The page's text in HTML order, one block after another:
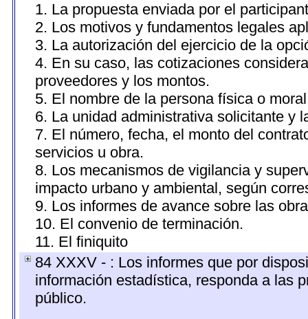
1. La propuesta enviada por el
2. Los motivos y fundamentos legales
3. La autorización del ejercicio de la
4. En su caso, las cotizaciones
proveedores y los montos.
5. El nombre de la persona física o
6. La unidad administrativa solicitante y
7. El número, fecha, el monto del
servicios u obra.
8. Los mecanismos de vigilancia y
impacto urbano y ambiental, según
9. Los informes de avance sobre las
10. El convenio de terminación.
11. El finiquito
84 XXXV - : Los informes que por
información estadística, responda a las
público.